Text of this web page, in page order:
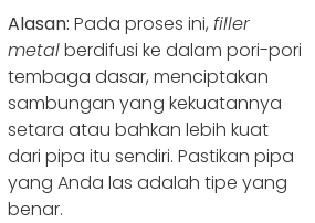
Alasan: Pada proses ini, filler
metalberdifusi ke dalam pori-pori
tembaga dasar, menciptakan
sambungan yang kekuatannya
setara atau bahkan lebih kuat
dari pipa itu sendiri. Pastikan pipa
yang Anda las adalah tipe yang
benar.